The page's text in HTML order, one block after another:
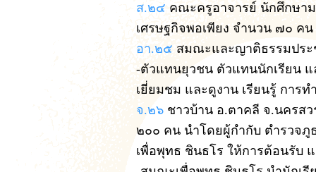
ส.๒๔ คณะครูอาจารย์ นักศึกษา
เศรษฐกิจพอเพียง จำนวน ๗๐ คน
อา.๒๕ สมณะและญาติธรรมประ
-ตัวแทนยุวชน ตัวแทนนักเรียน
เยี่ยมชม และดูงาน เรียนรู้ การ
จ.๒๖ชาวบ้าน อ.ตาคลี จ.นครส
๒๐๐ คน นำโดยผู้กำกับ ตำรวจภู
เพื่อพุทธ ชินธโร ให้การต้อนรับ